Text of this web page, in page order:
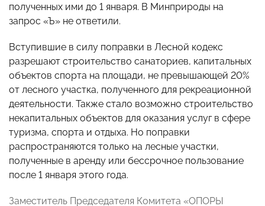
полученных ими до 1 января. В Минприроды на
запрос «Ъ» не ответили.
Вступившие в силу поправки в Лесной кодекс
разрешают строительство санаториев, капитальных
объектов спорта на площади, не превышающей 20%
от лесного участка, полученного для рекреационной
деятельности. Также стало возможно строительство
некапитальных объектов для оказания услуг в сфере
туризма, спорта и отдыха. Но поправки
распространяются только на лесные участки,
полученные в аренду или бессрочное пользование
после 1 января этого года.
Заместитель Председателя Комитета «ОПОРЫ